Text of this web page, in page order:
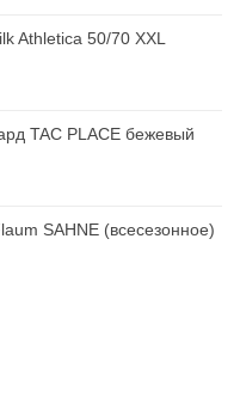
Athletica 50/70 XXL
TAC PLACE бежевый
SAHNE (всесезонное)